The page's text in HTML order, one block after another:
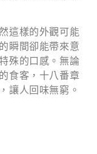
這樣的外觀可能
瞬間卻能帶來意
殊的口感。無論
食客，十八番章
讓人回味無窮。